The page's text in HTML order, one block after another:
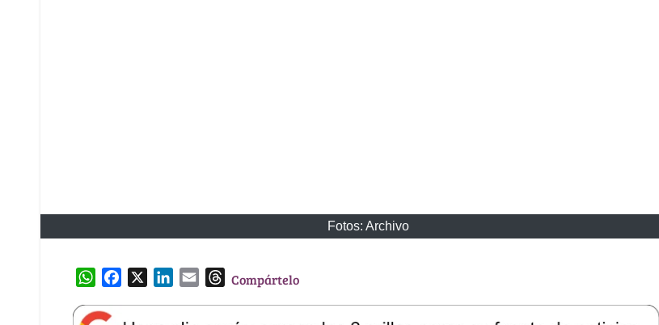
Fotos: Archivo
W
a
TCompártelo